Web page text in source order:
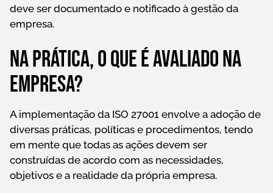
deve ser documentado e notificado à gestão da
empresa.
Na prática, o que é avaliado na
empresa?
A implementação da ISO 27001 envolve a adoção de
diversas práticas, políticas e procedimentos, tendo
em mente que todas as ações devem ser
construídas de acordo com as necessidades,
objetivos e a realidade da própria empresa.